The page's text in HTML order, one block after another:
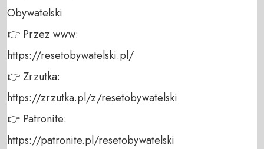
Obywatelski
👉 Przez www:
https://resetobywatelski.pl/
👉 Zrzutka:
https://zrzutka.pl/z/resetobywatelski
👉 Patronite:
https://patronite.pl/resetobywatelski